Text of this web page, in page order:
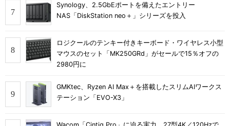
Synology、2.5GbEポートを備えたエントリー
NAS「DiskStation neo＋」シリーズを投入
ロジクールのテンキー付きキーボード・ワイヤレス小型
マウスのセット「MK250GRd」がセールで15％オフの
2980円に
GMKtec、Ryzen AI Max＋を搭載したスリムAIワークス
テーション「EVO-X3」